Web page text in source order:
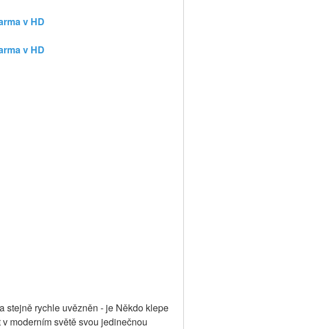
v HD
v HD
stejně rychle uvězněn - je Někdo klepe
moderním světě svou jedinečnou